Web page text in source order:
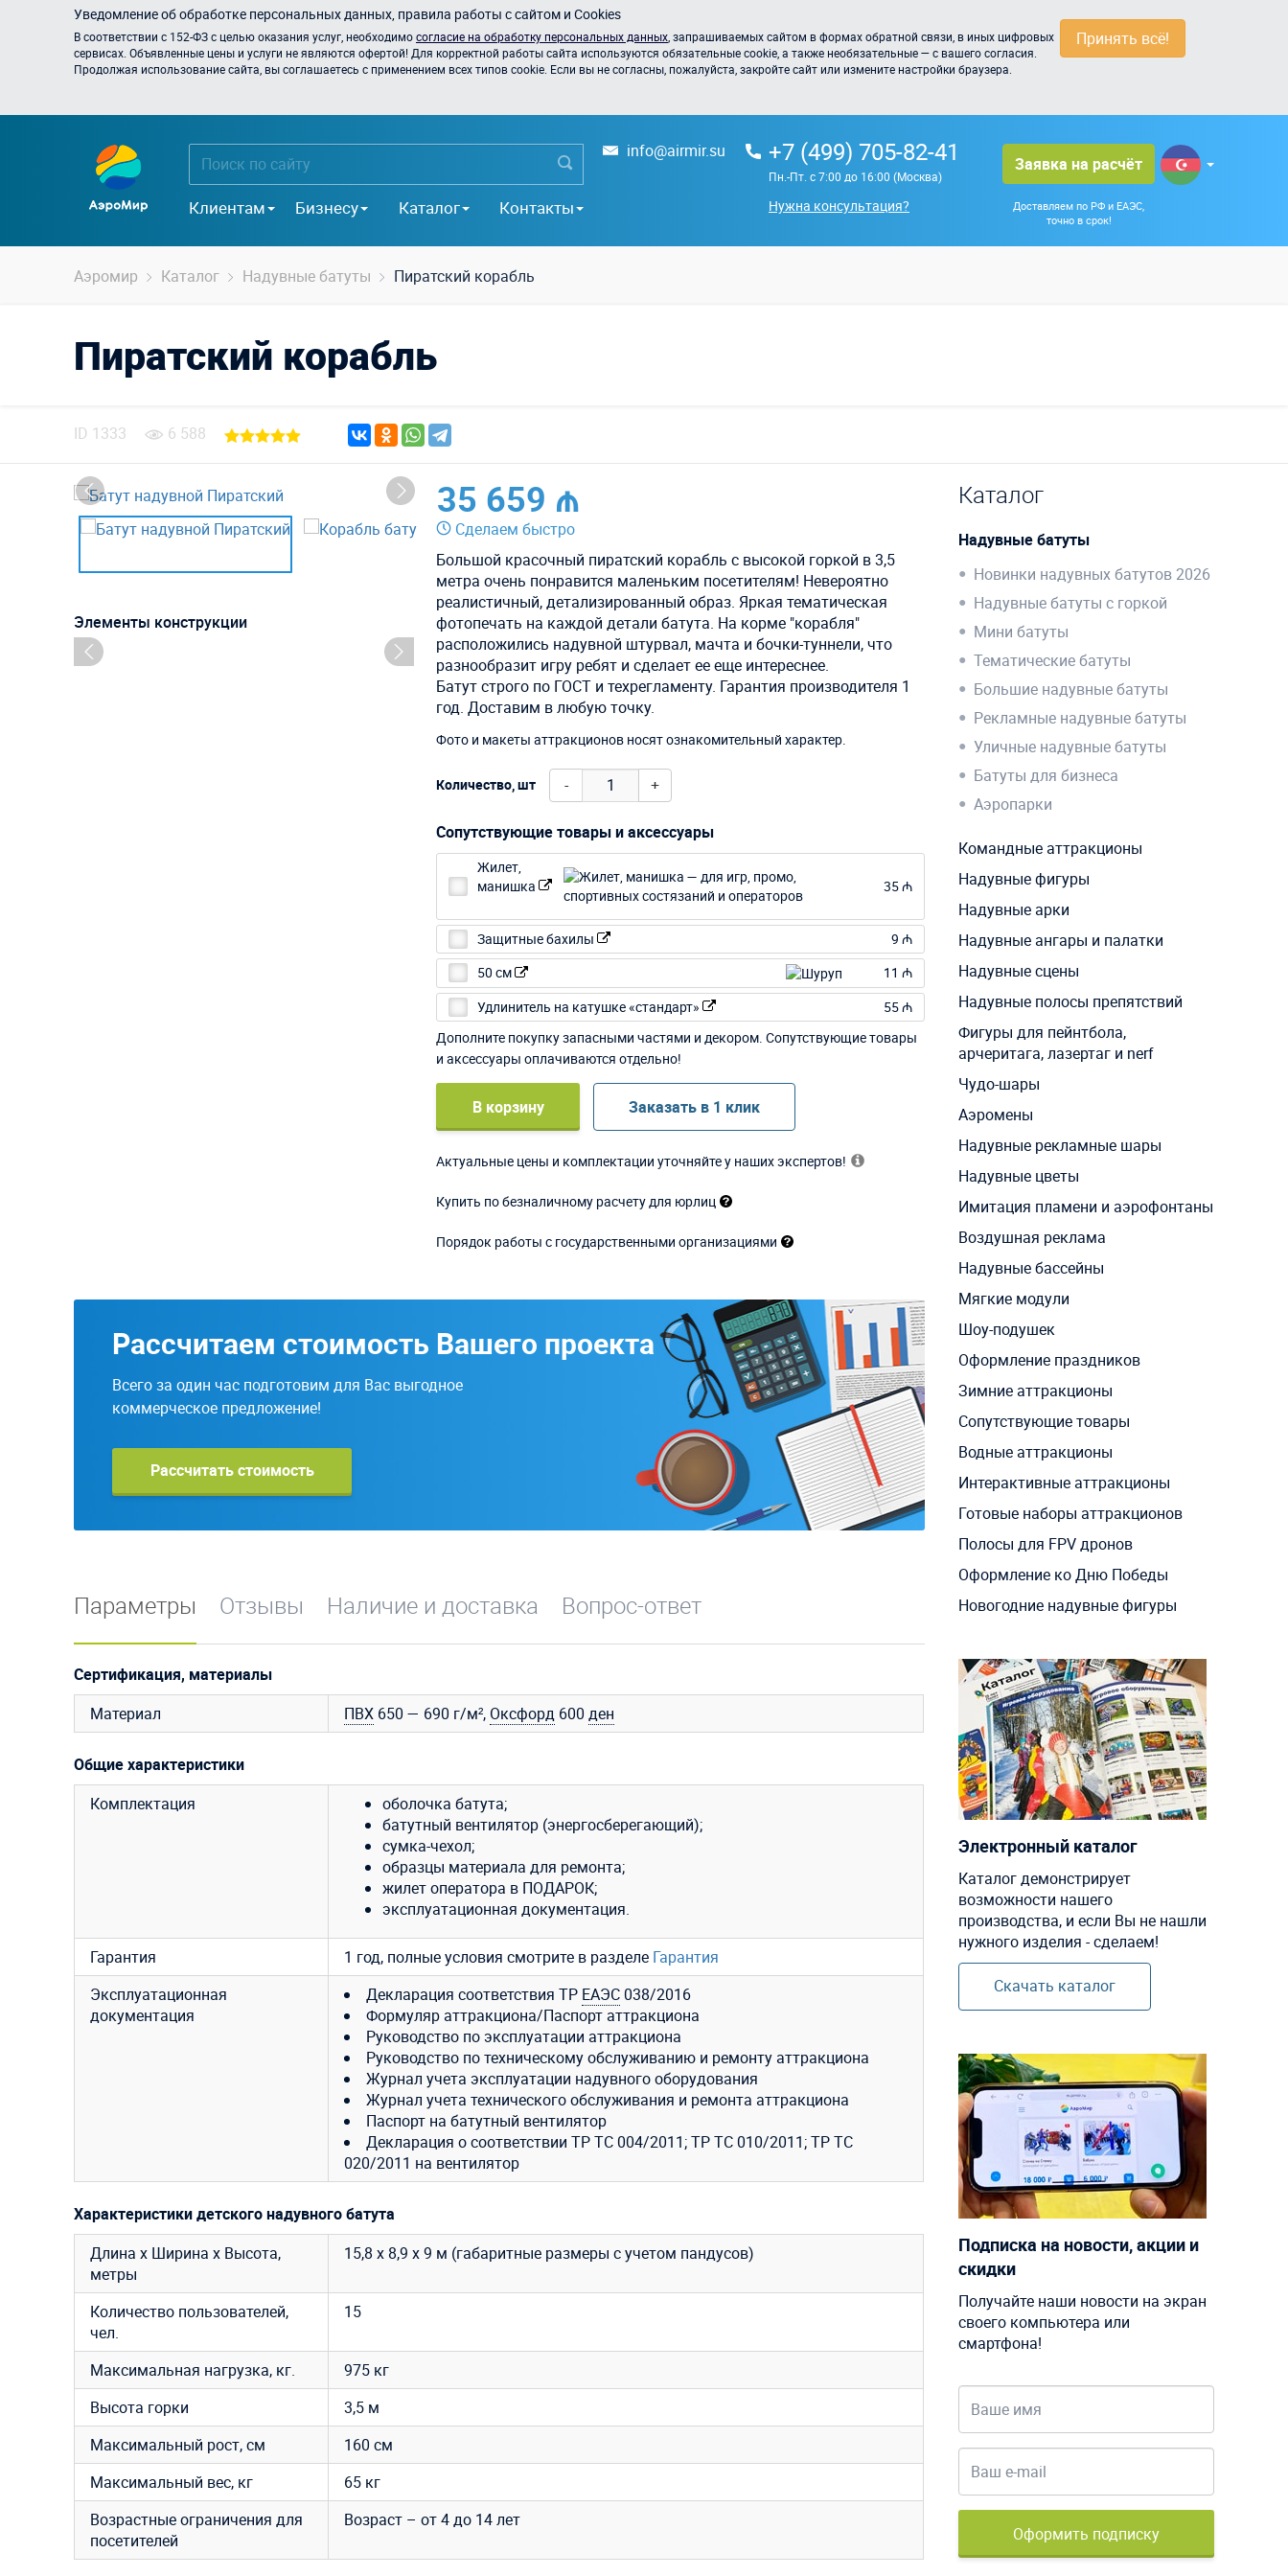
Принять всё!
Уведомление об обработке персональных данных, правила работы с сайтом и Cookies
В соответствии с 152-ФЗ с целью оказания услуг, необходимосогласие на обработку персональных данных , запрашиваемых сайтом в формах обратной связи, в иных цифровых
сервисах. Объявленные цены и услуги не являются офертой! Для корректной работы сайта используются обязательные cookie, а также необязательные — с вашего согласия.
Продолжая использование сайта, вы соглашаетесь с применением всех типов cookie. Если вы не согласны, пожалуйста, закройте сайт или измените настройки браузера.
Клиентам Бизнесу Каталог Контакты
info@airmir.su +7 (499) 705-82-41
Пн.-Пт. с 7:00 до 16:00 (Москва)
Нужна консультация?
Заявка на расчёт
Доставляем по РФ и ЕАЭС,
точно в срок!
Аэромир Каталог Надувные батуты Пиратский корабль
Пиратский корабль
ID 1333 6 588
Элементы конструкции
35 659 ₼
Сделаем быстро
Большой красочный пиратский корабль с высокой горкой в 3,5
метра очень понравится маленьким посетителям! Невероятно
реалистичный,детализированныйобраз. Яркая тематическая
фотопечать на каждой детали батута. На корме "корабля"
расположились надувной штурвал, мачта и бочки-туннели, что
разнообразит игру ребят и сделает ее еще интереснее.
Батут строго по ГОСТ и техрегламенту. Гарантия производителя 1
год. Доставим в любую точку.
Фото и макеты аттракционов носят ознакомительный характер.
Количество, шт - +
Сопутствующие товары и аксессуары
Жилет,
манишка
35 ₼
Защитные бахилы
9 ₼
50 см
11 ₼
Удлинитель на катушке «стандарт»
55 ₼
Дополните покупку запасными частями и декором. Сопутствующие товары
и аксессуары оплачиваются отдельно!
В корзину Заказать в 1 клик
Актуальные цены и комплектации уточняйте у наших экспертов!
Купить по безналичному расчету для юрлиц
Порядок работы с государственными организациями
Рассчитаем стоимость Вашего проекта
Всего за один час подготовим для Вас выгодное
коммерческое предложение!
Рассчитать стоимость
Параметры Отзывы Наличие и доставка Вопрос-ответ
Сертификация, материалы
Материал
ПВХ 650 — 690 г/м², Оксфорд 600 ден
Общие характеристики
Комплектация
оболочка батута;
батутный вентилятор (энергосберегающий);
сумка-чехол;
образцы материала для ремонта;
жилет оператора в ПОДАРОК;
эксплуатационная документация.
Гарантия 1 год, полные условия смотрите в разделе Гарантия
Эксплуатационная
документация
Декларация соответствия ТР ЕАЭС038/2016
Формуляр аттракциона/Паспорт аттракциона
Руководство по эксплуатации аттракциона
Руководство по техническому обслуживанию и ремонту аттракциона
Журнал учета эксплуатации надувного оборудования
Журнал учета технического обслуживания и ремонта аттракциона
Паспорт на батутный вентилятор
Декларация о соответствии ТР ТС 004/2011; ТР ТС 010/2011; ТР ТС
020/2011 на вентилятор
Характеристики детского надувного батута
Длина х Ширина х Высота,
метры
15,8 x 8,9 x 9 м (габаритные размеры с учетом пандусов)
Количество пользователей,
чел.
15
Максимальная нагрузка, кг.
975 кг
Высота горки
3,5 м
Максимальный рост, см
160 см
Максимальный вес, кг
65 кг
Возрастные ограничения для
посетителей
Возраст – от 4 до 14 лет
Каталог
Надувные батуты
Новинки надувных батутов 2026
Надувные батуты с горкой
Мини батуты
Тематические батуты
Большие надувные батуты
Рекламные надувные батуты
Уличные надувные батуты
Батуты для бизнеса
Аэропарки
Командные аттракционы
Надувные фигуры
Надувные арки
Надувные ангары и палатки
Надувные сцены
Надувные полосы препятствий
Фигуры для пейнтбола,
арчеритага, лазертаг и nerf
Чудо-шары
Аэромены
Надувные рекламные шары
Надувные цветы
Имитация пламени и аэрофонтаны
Воздушная реклама
Надувные бассейны
Мягкие модули
Шоу-подушек
Оформление праздников
Зимние аттракционы
Сопутствующие товары
Водные аттракционы
Интерактивные аттракционы
Готовые наборы аттракционов
Полосы для FPV дронов
Оформление ко Дню Победы
Новогодние надувные фигуры
Электронный каталог
Каталог демонстрирует
возможности нашего
производства, и если Вы не нашли
нужного изделия - сделаем!
Скачать каталог
Подписка на новости, акции и
скидки
Получайте наши новости на экран
своего компьютера или
смартфона!
Оформить подписку